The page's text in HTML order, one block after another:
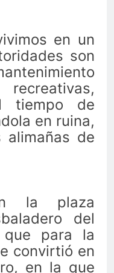
en un
son
tiempo de
en ruina,
alimañas de
la plaza
del
que para la
convirtió en
en la que